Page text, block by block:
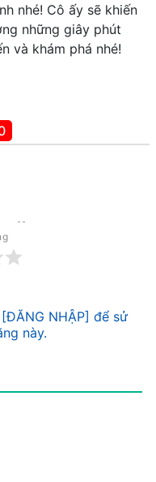
nhé! Cô ấy sẽ khiến
những giây phút
và khám phá nhé!
NHẬP] để sử
này.